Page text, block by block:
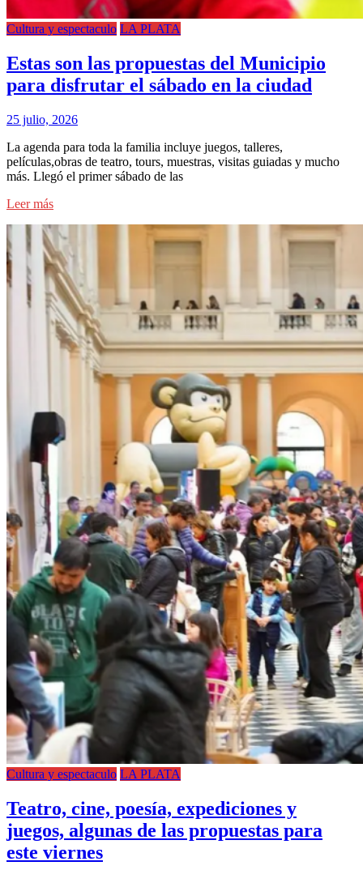
Cultura y espectaculo LA PLATA
Estas son las propuestas del Municipio
para disfrutar el sábado en la ciudad
25 julio, 2026
La agenda para toda la familia incluye juegos, talleres,
películas,obras de teatro, tours, muestras, visitas guiadas y mucho
más. Llegó el primer sábado de las
Leer más
Cultura y espectaculo LA PLATA
Teatro, cine, poesía, expediciones y
juegos, algunas de las propuestas para
este viernes